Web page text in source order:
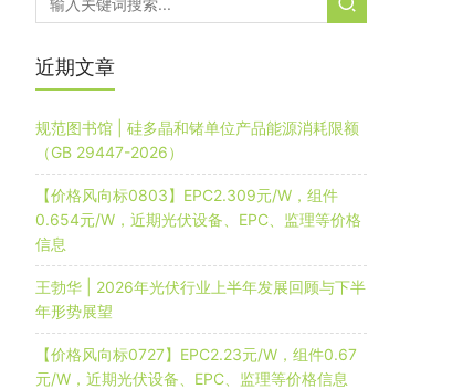
近期文章
规范图书馆 | 硅多晶和锗单位产品能源消耗限额
（GB 29447-2026）
【价格风向标0803】EPC2.309元/W，组件
0.654元/W，近期光伏设备、EPC、监理等价格
信息
王勃华 | 2026年光伏行业上半年发展回顾与下半
年形势展望
【价格风向标0727】EPC2.23元/W，组件0.67
元/W，近期光伏设备、EPC、监理等价格信息